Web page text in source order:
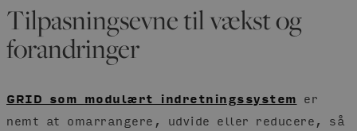
Tilpasningsevne til vækst og
forandringer
GRID som modulært indretningssystem er
nemt at omarrangere, udvide eller reducere, så